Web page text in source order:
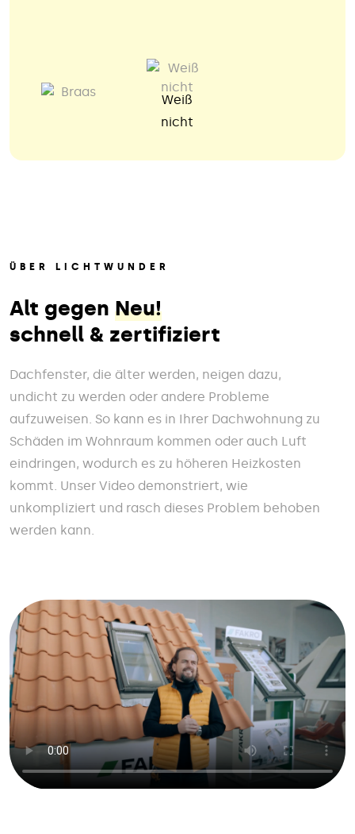
Weiß
nicht
ÜBER LICHTWUNDER
Alt gegen Neu!
schnell & zertifiziert
Dachfenster, die älter werden, neigen dazu,
undicht zu werden oder andere Probleme
aufzuweisen. So kann es in Ihrer Dachwohnung zu
Schäden im Wohnraum kommen oder auch Luft
eindringen, wodurch es zu höheren Heizkosten
kommt. Unser Video demonstriert, wie
unkompliziert und rasch dieses Problem behoben
werden kann.